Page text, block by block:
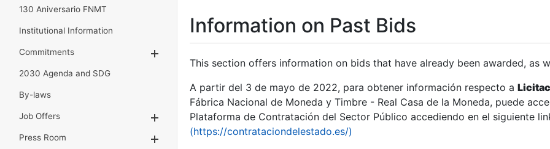
130 Aniversario FNMT
Institutional Information
Commitments
2030 Agenda and SDG
By-laws
Job Offers
Show/Hide
Press Room
Show/Hide
Information on Past Bids
This section offers information on bids that have already been awarded, as
A partir del 3 de mayo de 2022, para obtener información respecto a
Fábrica Nacional de Moneda y Timbre - Real Casa de la Moneda, puede
Plataforma de Contratación del Sector Público accediendo en el siguiente
(https://contrataciondelestado.es/)